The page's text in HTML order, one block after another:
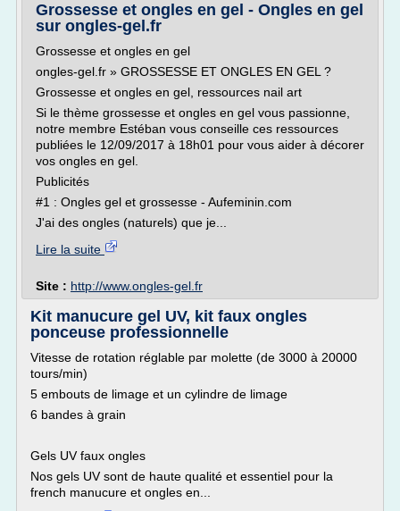
Grossesse et ongles en gel - Ongles en gel
sur ongles-gel.fr
Grossesse et ongles en gel
ongles-gel.fr » GROSSESSE ET ONGLES EN GEL ?
Grossesse et ongles en gel, ressources nail art
Si le thème grossesse et ongles en gel vous passionne,
notre membre Estéban vous conseille ces ressources
publiées le 12/09/2017 à 18h01 pour vous aider à décorer
vos ongles en gel.
Publicités
#1 : Ongles gel et grossesse - Aufeminin.com
J'ai des ongles (naturels) que je...
Lire la suite
Site : http://www.ongles-gel.fr
Kit manucure gel UV, kit faux ongles
ponceuse professionnelle
Vitesse de rotation réglable par molette (de 3000 à 20000
tours/min)
5 embouts de limage et un cylindre de limage
6 bandes à grain
Gels UV faux ongles
Nos gels UV sont de haute qualité et essentiel pour la
french manucure et ongles en...